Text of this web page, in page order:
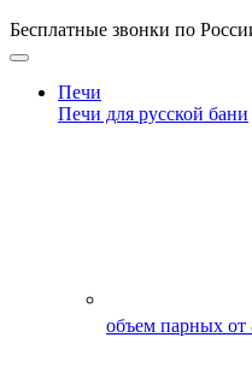
Бесплатные звонки по
Печи
Печи для русской бани
объем парных от